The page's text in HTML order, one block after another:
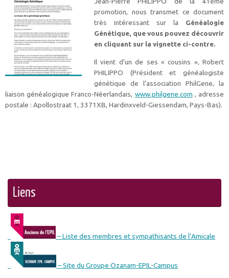
promotion, nous transmet ce document
très intéressant sur la Généalogie
Génétique, que vous pouvez découvrir
en cliquant sur la vignette ci-contre.
Il vient d’un de ses « cousins », Robert
PHILIPPO (Président et généalogiste
génétique de l’association PhilGene, la
liaison généalogique Franco-Néerlandais, www.philgene.com , adresse
postale : Apollostraat 1, 3371XB, Hardinxveld-Giessendam, Pays-Bas).
Liens
– Liste des membres et sympathisants de l’Amicale
– Site du Groupe Ozanam-EPIL-Campus